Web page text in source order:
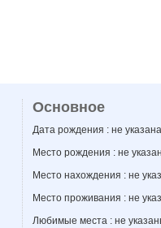
Основное
Дата рождения : не указана
Место рождения : не
Место нахождения : не
Место проживания : не
Любимые места : не